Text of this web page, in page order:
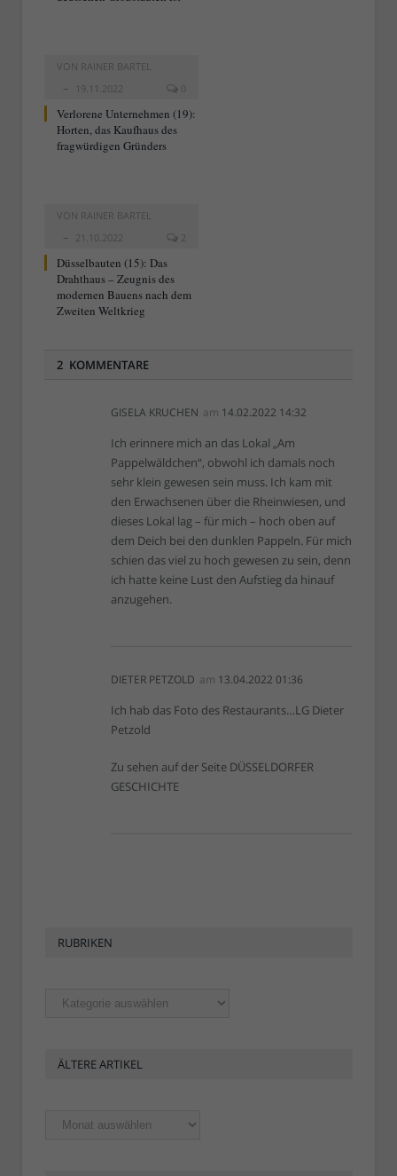
VON RAINER BARTEL
19.11.2022
0
Verlorene Unternehmen (19):
Horten, das Kaufhaus des
fragwürdigen Gründers
VON RAINER BARTEL
21.10.2022
2
Düsselbauten (15): Das
Drahthaus – Zeugnis des
modernen Bauens nach dem
Zweiten Weltkrieg
2 KOMMENTARE
GISELA KRUCHEN am 14.02.2022 14:32
Ich erinnere mich an das Lokal „Am
Pappelwäldchen“, obwohl ich damals noch
sehr klein gewesen sein muss. Ich kam mit
den Erwachsenen über die Rheinwiesen, und
dieses Lokal lag – für mich – hoch oben auf
dem Deich bei den dunklen Pappeln. Für mich
schien das viel zu hoch gewesen zu sein, denn
ich hatte keine Lust den Aufstieg da hinauf
anzugehen.
DIETER PETZOLD am 13.04.2022 01:36
Ich hab das Foto des Restaurants…LG Dieter
Petzold
Zu sehen auf der Seite DÜSSELDORFER
GESCHICHTE
RUBRIKEN
Rubriken
ÄLTERE ARTIKEL
Ältere
Artikel